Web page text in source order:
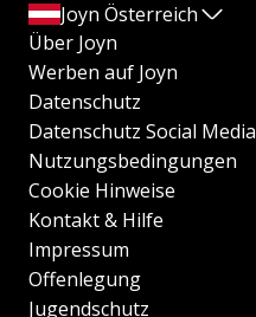
Joyn Österreich
Über Joyn
Werben auf Joyn
Datenschutz
Datenschutz Social Media
Nutzungsbedingungen
Cookie Hinweise
Kontakt & Hilfe
Impressum
Offenlegung
Jugendschutz